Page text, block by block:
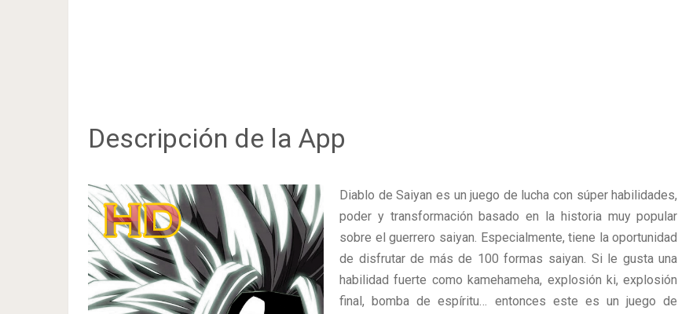
Descripción de la App
Diablo de Saiyan es un juego de lucha con súper habilidades,
poder y transformación basado en la historia muy popular
sobre el guerrero saiyan. Especialmente, tiene la oportunidad
de disfrutar de más de 100 formas saiyan. Si le gusta una
habilidad fuerte como kamehameha, explosión ki, explosión
final, bomba de espíritu… entonces este es un juego de